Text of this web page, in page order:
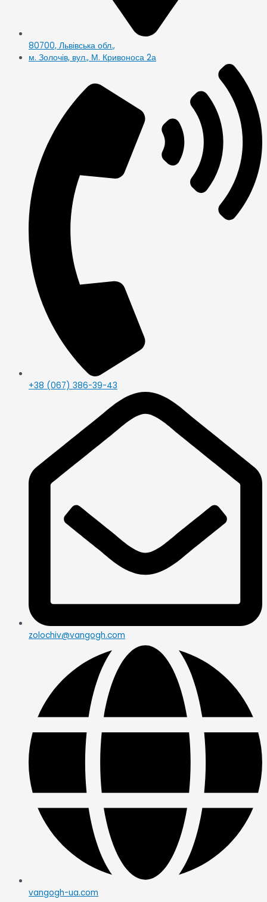
80700, Львівська обл.,
м. Золочів, вул., М. Кривоноса 2а
+38 (067) 386-39-43
zolochiv@vangogh.com
vangogh-ua.com